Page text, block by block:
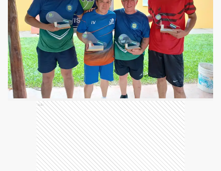
Ads